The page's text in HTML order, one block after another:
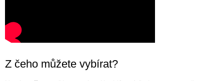
Z čeho můžete vybírat?